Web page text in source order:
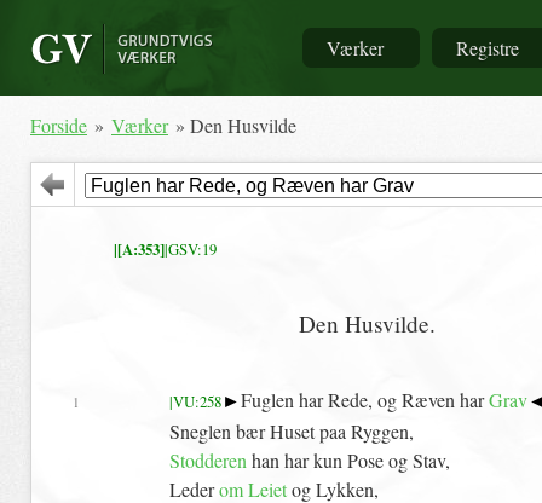
Værker Registre
Forside » Værker » Den Husvilde
|[A:353]|GSV:19
Den Husvilde.
1 |VU:258►Fuglen har Rede, og Ræven harGrav
Sneglen bær Huset paa Ryggen,
Stodderen han har kun Pose og Stav,
LederomLeietog Lykken,